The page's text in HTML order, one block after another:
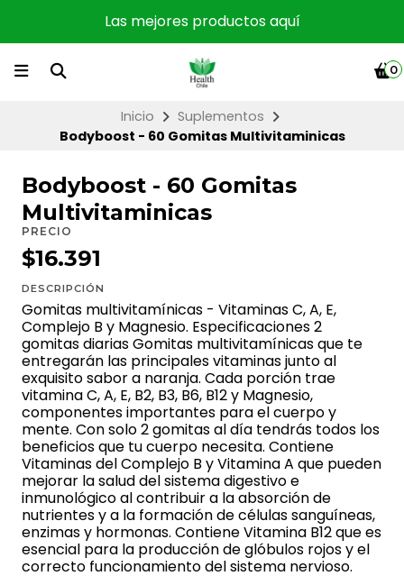
Las mejores productos aquí
0
Inicio
Suplementos
Bodyboost - 60 Gomitas Multivitaminicas
Bodyboost - 60 Gomitas
Multivitaminicas
PRECIO
$16.391
DESCRIPCIÓN
Gomitas multivitamínicas - Vitaminas C, A, E,
Complejo B y Magnesio. Especificaciones 2
gomitas diarias Gomitas multivitamínicas que te
entregarán las principales vitaminas junto al
exquisito sabor a naranja. Cada porción trae
vitamina C, A, E, B2, B3, B6, B12 y Magnesio,
componentes importantes para el cuerpo y
mente. Con solo 2 gomitas al día tendrás todos los
beneficios que tu cuerpo necesita. Contiene
Vitaminas del Complejo B y Vitamina A que pueden
mejorar la salud del sistema digestivo e
inmunológico al contribuir a la absorción de
nutrientes y a la formación de células sanguíneas,
enzimas y hormonas. Contiene Vitamina B12 que es
esencial para la producción de glóbulos rojos y el
correcto funcionamiento del sistema nervioso.